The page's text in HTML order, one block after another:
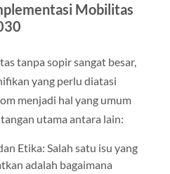
Mobilitas
tanpa sopir sangat besar,
yang perlu diatasi
menjadi hal yang umum
utama antara lain:
Etika: Salah satu isu yang
adalah bagaimana